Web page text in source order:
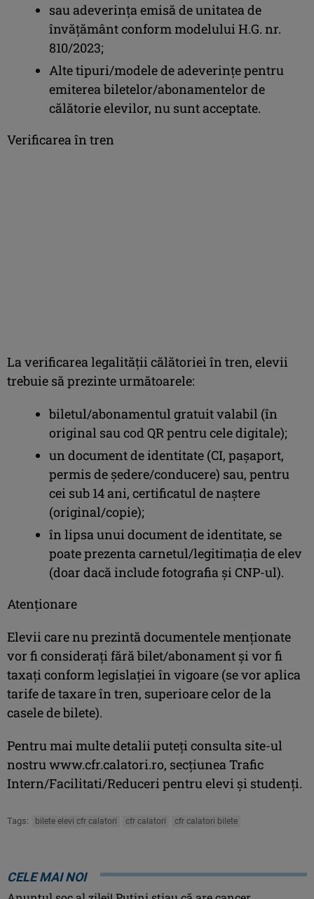
sau adeverința emisă de unitatea de
învățământ conform modelului H.G. nr.
810/2023;
Alte tipuri/modele de adeverințe pentru
emiterea biletelor/abonamentelor de
călătorie elevilor, nu sunt acceptate.
Verificarea în tren
La verificarea legalităţii călătoriei în tren, elevii
trebuie să prezinte următoarele:
biletul/abonamentul gratuit valabil (în
original sau cod QR pentru cele digitale);
un document de identitate (CI, pașaport,
permis de ședere/conducere) sau, pentru
cei sub 14 ani, certificatul de naștere
(original/copie);
în lipsa unui document de identitate, se
poate prezenta carnetul/legitimația de elev
(doar dacă include fotografia și CNP-ul).
Atenționare
Elevii care nu prezintă documentele menționate
vor fi considerați fără bilet/abonament și vor fi
taxați conform legislației în vigoare (se vor aplica
tarife de taxare în tren, superioare celor de la
casele de bilete).
Pentru mai multe detalii puteți consulta site-ul
nostru www.cfr.calatori.ro, secțiunea Trafic
Intern/Facilitati/Reduceri pentru elevi și studenți.
Tags: bilete elevi cfr calatori cfr calatori cfr calatori bilete
CELE MAI NOI